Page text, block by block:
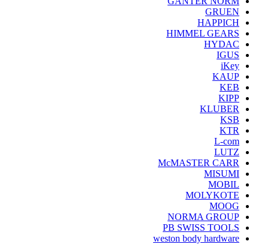
GRUEN
HAPPICH
HIMMEL GEARS
HYDAC
IGUS
iKey
KAUP
KEB
KIPP
KLUBER
KSB
KTR
L-com
LUTZ
McMASTER CARR
MISUMI
MOBIL
MOLYKOTE
MOOG
NORMA GROUP
PB SWISS TOOLS
weston body hardware